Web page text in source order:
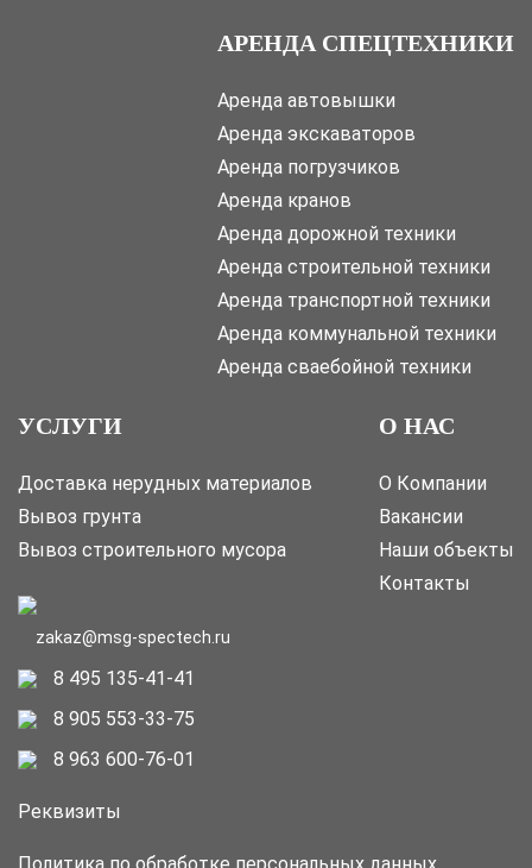
АРЕНДА СПЕЦТЕХНИКИ
Аренда автовышки
Аренда экскаваторов
Аренда погрузчиков
Аренда кранов
Аренда дорожной техники
Аренда строительной техники
Аренда транспортной техники
Аренда коммунальной техники
Аренда сваебойной техники
УСЛУГИ
Доставка нерудных материалов
Вывоз грунта
Вывоз строительного мусора
О НАС
О Компании
Вакансии
Наши объекты
Контакты
zakaz@msg-spectech.ru
8 495 135-41-41
8 905 553-33-75
8 963 600-76-01
Реквизиты
Политика по обработке персональных данных